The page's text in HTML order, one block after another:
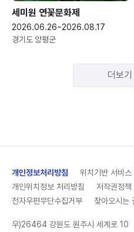
세미원 연꽃문화제
2026.06.26~2026.08.17
경기도 양평군
더보
개인정보처리방침
위치기반 서비스
개인위치정보 처리방침
저작권정책
전자우편무단수집거부
찾아오시는
우)26464 강원도 원주시 세계로 10